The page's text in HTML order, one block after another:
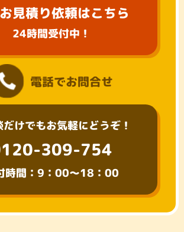
見積り依頼はこちら
24時間受付中！
電話でお問合せ
だけでもお気軽にどうぞ！
309-754
時間：9：00～18：00